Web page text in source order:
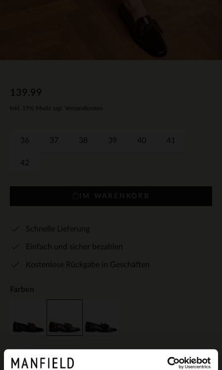
139.99
Inkl. 19% MwSt zzgl. Versandkosten
36 37 38 39 40 41
42
IM WARENKORB
Schnelle Lieferung
Einfach und sicher bezahlen
Kostenlose Rückgabe in Geschäften
Farben